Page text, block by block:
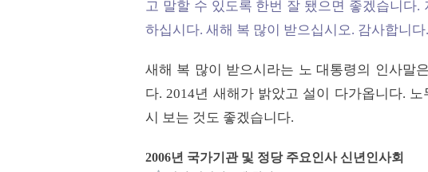
고 말할 수 있도록 한번 잘 됐으면 좋겠습니다
하십시다. 새해 복 많이 받으십시오. 감사합니다
새해 복 많이 받으시라는 노 대통령의 인사말
다. 2014년 새해가 밝았고 설이 다가옵니다.
시 보는 것도 좋겠습니다.
2006년 국가기관 및 정당 주요인사 신년인사회